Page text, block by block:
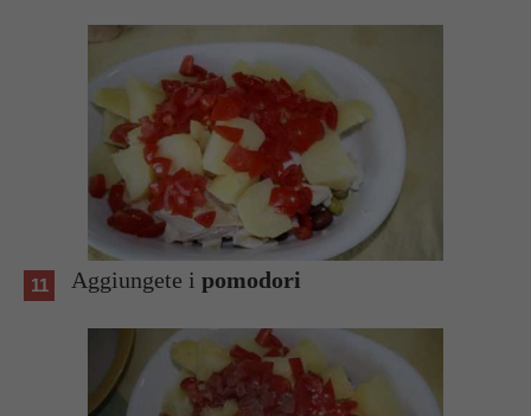
Aggiungete i pomodori